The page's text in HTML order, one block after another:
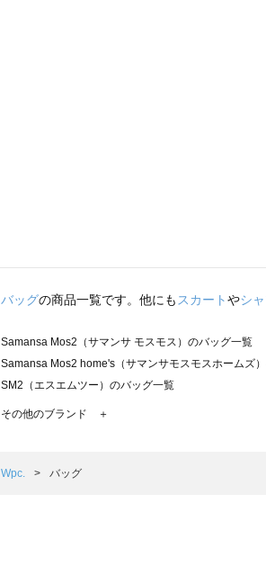
バッグの商品一覧です。他にも スカートやシ
Samansa Mos2（サマンサ モスモス）のバッグ一覧
Samansa Mos2 home's（サマンサモスモスホームズ
SM2（エスエムツー）のバッグ一覧
TSUHARU by Samansa Mos2（ツハルバイサマンサモ
Samansa Mos2 Lagom（サマンサモスモス ラーゴム）
その他のブランド ＋
Wpc. バッグ